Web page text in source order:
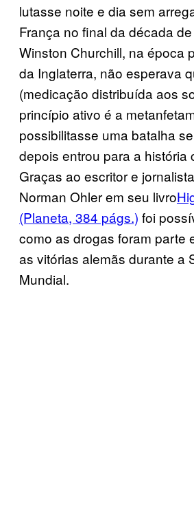
lutasse noite e dia sem
França no final da década
Winston Churchill, na época
da Inglaterra, não esperava
(medicação distribuída aos
princípio ativo é a
possibilitasse uma batalha
depois entrou para a história
Graças ao escritor e
Norman Ohler em seu livro
(Planeta, 384 págs.) foi
como as drogas foram parte
as vitórias alemãs durante a
Mundial.